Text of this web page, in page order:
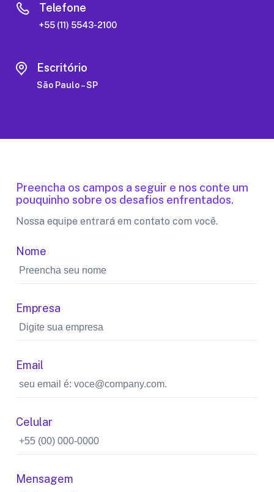
Telefone
+55 (11) 5543-2100
Escritório
São Paulo – SP
Preencha os campos a seguir e nos conte um
pouquinho sobre os desafios enfrentados.
Nossa equipe entrará em contato com você.
Nome
Empresa
Email
Celular
Mensagem